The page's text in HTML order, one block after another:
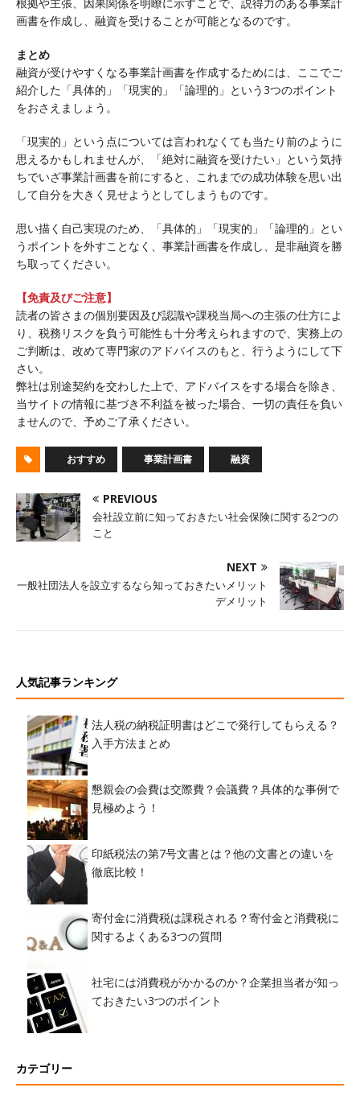
画書を作成し、融資を受けることが可能となるのです。
まとめ
融資が受けやすくなる事業計画書を作成するためには、ここでご
紹介した「具体的」「現実的」「論理的」という3つのポイント
をおさえましょう。
「現実的」という点については言われなくても当たり前のように
思えるかもしれませんが、「絶対に融資を受けたい」という気持
ちでいざ事業計画書を前にすると、これまでの成功体験を思い出
して自分を大きく見せようとしてしまうものです。
思い描く自己実現のため、「具体的」「現実的」「論理的」とい
うポイントを外すことなく、事業計画書を作成し、是非融資を勝
ち取ってください。
【免責及びご注意】
読者の皆さまの個別要因及び認識や課税当局への主張の仕方によ
り、税務リスクを負う可能性も十分考えられますので、実務上の
ご判断は、改めて専門家のアドバイスのもと、行うようにして下
さい。
弊社は別途契約を交わした上で、アドバイスをする場合を除き、
当サイトの情報に基づき不利益を被った場合、一切の責任を負い
ませんので、予めご了承ください。
おすすめ 事業計画書 融資
PREVIOUS
会社設立前に知っておきたい社会保険に関する2つの
こと
NEXT
一般社団法人を設立するなら知っておきたいメリット
デメリット
人気記事ランキング
法人税の納税証明書はどこで発行してもらえる？
入手方法まとめ
懇親会の会費は交際費？会議費？具体的な事例で
見極めよう！
印紙税法の第7号文書とは？他の文書との違いを
徹底比較！
寄付金に消費税は課税される？寄付金と消費税に
関するよくある3つの質問
社宅には消費税がかかるのか？企業担当者が知っ
ておきたい3つのポイント
カテゴリー